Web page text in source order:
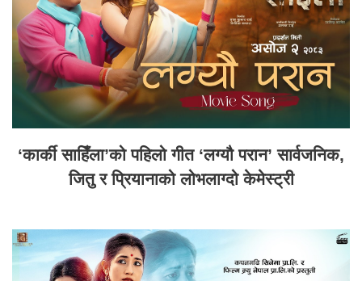
‘कार्की साहिँला’को पहिलो गीत ‘लग्यौ परान’ सार्वजनिक,
जितु र प्रियानाको लोभलाग्दो केमेस्ट्री